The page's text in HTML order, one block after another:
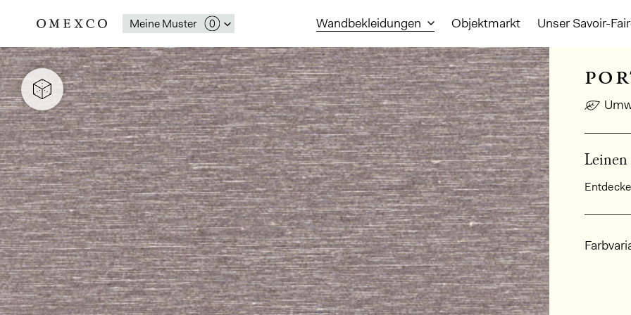
Meine Muster Wandbekleidungen Objektmarkt Unser Savoir-
Leinen